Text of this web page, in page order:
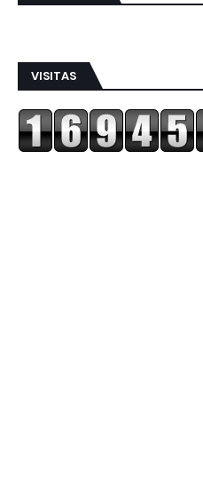
VISITAS